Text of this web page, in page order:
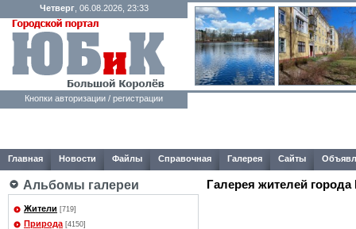
Четверг, 06.08.2026, 23:33
Кнопки авторизации / регистрации
Главная Новости Файлы Справочная Галерея Сайты
Альбомы галереи
Жители [719]
Природа [4150]
Галерея жителей города